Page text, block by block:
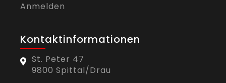
Anmelden
Kontaktinformationen
St. Peter 47
9800 Spittal/Drau